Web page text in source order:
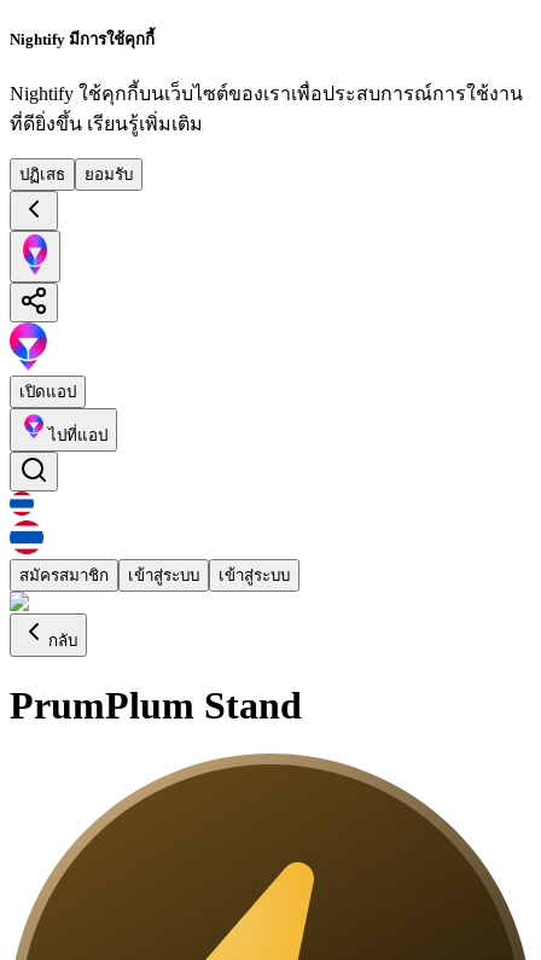
Nightify มีการใช้คุกกี้
Nightify ใช้คุกกี้บนเว็บไซต์ของเราเพื่อประสบการณ์การใช้งาน
ที่ดียิ่งขึ้น เรียนรู้เพิ่มเติม
ปฏิเสธ ยอมรับ
เปิดแอป
ไปที่แอป
สมัครสมาชิก เข้าสู่ระบบ เข้าสู่ระบบ
กลับ
PrumPlum Stand